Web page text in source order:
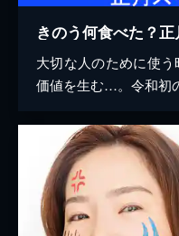
きのう何食べた？
大切な人のために使
価値を生む…。令和初